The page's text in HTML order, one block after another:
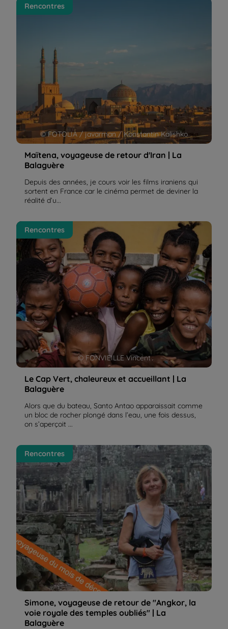
Maïtena, voyageuse de retour d'Iran | La Balaguère
© FOTOLIA / javarman / Konstantin Kalishko
Rencontres
Maïtena, voyageuse de retour d'Iran | La
Balaguère
Depuis des années, je cours voir les films iraniens qui
sortent en France car le cinéma permet de deviner la
réalité d’u...
Le Cap Vert, chaleureux et accueillant | La
Balaguère
© FONVIEILLE Vincent
Rencontres
Le Cap Vert, chaleureux et accueillant | La
Balaguère
Alors que du bateau, Santo Antao apparaissait comme
un bloc de rocher plongé dans l’eau, une fois dessus,
on s’aperçoit ...
Simone, voyageuse de retour de "Angkor, la voie
royale des temples oubliés" | La Balaguère
Rencontres
Simone, voyageuse de retour de "Angkor, la
voie royale des temples oubliés" | La
Balaguère